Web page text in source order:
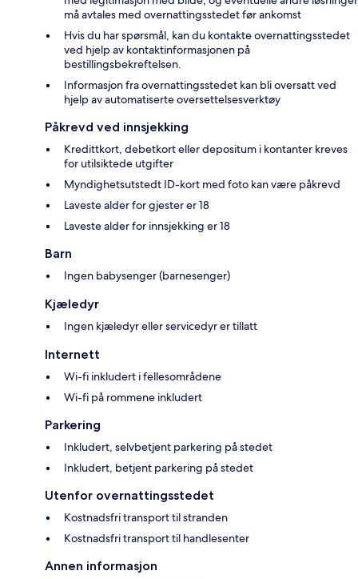
må avtales med overnattingsstedet før ankomst
Hvis du har spørsmål, kan du kontakte overnattingsstedet
ved hjelp av kontaktinformasjonen på
bestillingsbekreftelsen.
Informasjon fra overnattingsstedet kan bli oversatt ved
hjelp av automatiserte oversettelsesverktøy
Påkrevd ved innsjekking
Kredittkort, debetkort eller depositum i kontanter kreves
for utilsiktede utgifter
Myndighetsutstedt ID-kort med foto kan være påkrevd
Laveste alder for gjester er 18
Laveste alder for innsjekking er 18
Barn
Ingen babysenger (barnesenger)
Kjæledyr
Ingen kjæledyr eller servicedyr er tillatt
Internett
Wi-fi inkludert i fellesområdene
Wi-fi på rommene inkludert
Parkering
Inkludert, selvbetjent parkering på stedet
Inkludert, betjent parkering på stedet
Utenfor overnattingsstedet
Kostnadsfri transport til stranden
Kostnadsfri transport til handlesenter
Annen informasjon